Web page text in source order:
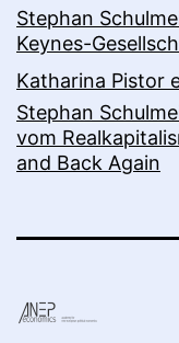
Stephan
Keynes-
Katharina Pistor
Stephan
vom
and Back Again